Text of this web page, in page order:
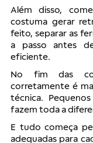
Além disso,
costuma gerar
feito, separar as
a passo antes
eficiente.
No fim das
corretamente é
técnica.
fazem toda a
E tudo começa
adequadas para